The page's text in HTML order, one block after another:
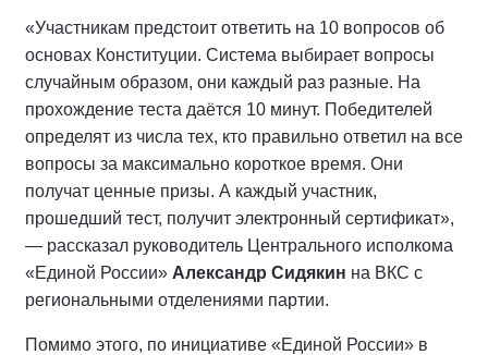
«Участникам предстоит ответить на 10 вопросов об
основах Конституции. Система выбирает вопросы
случайным образом, они каждый раз разные. На
прохождение теста даётся 10 минут. Победителей
определят из числа тех, кто правильно ответил на все
вопросы за максимально короткое время. Они
получат ценные призы. А каждый участник,
прошедший тест, получит электронный сертификат»,
— рассказал руководитель Центрального исполкома
«Единой России» Александр Сидякин на ВКС с
региональными отделениями партии.
Помимо этого, по инициативе «Единой России» в